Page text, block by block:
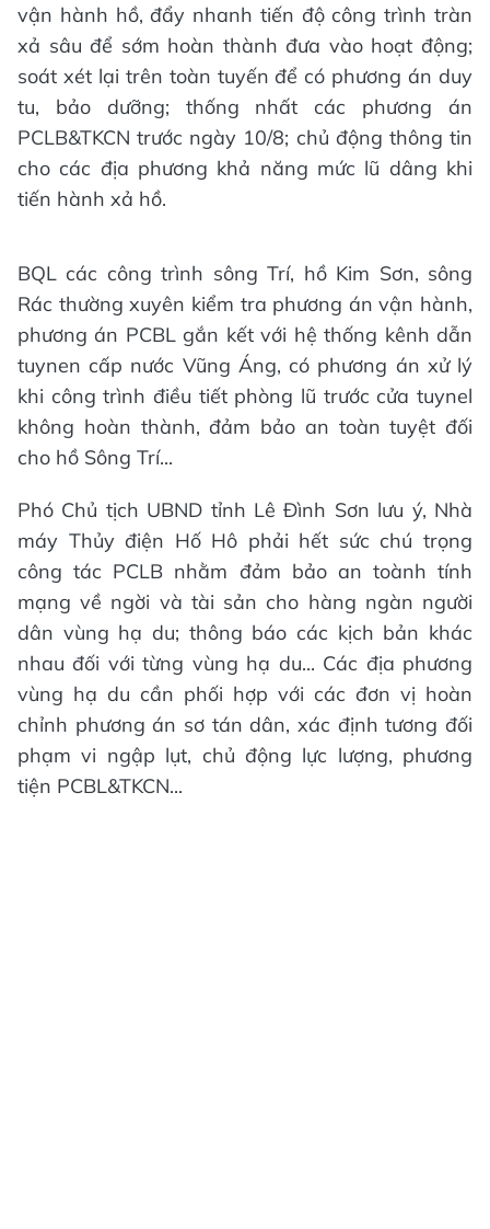
vận hành hồ, đẩy nhanh tiến độ công trình tràn
xả sâu để sớm hoàn thành đưa vào hoạt động;
soát xét lại trên toàn tuyến để có phương án duy
tu, bảo dưỡng; thống nhất các phương án
PCLB&TKCN trước ngày 10/8; chủ động thông tin
cho các địa phương khả năng mức lũ dâng khi
tiến hành xả hồ.
BQL các công trình sông Trí, hồ Kim Sơn, sông
Rác thường xuyên kiểm tra phương án vận hành,
phương án PCBL gắn kết với hệ thống kênh dẫn
tuynen cấp nước Vũng Áng, có phương án xử lý
khi công trình điều tiết phòng lũ trước cửa tuynel
không hoàn thành, đảm bảo an toàn tuyệt đối
cho hồ Sông Trí...
Phó Chủ tịch UBND tỉnh Lê Đình Sơn lưu ý, Nhà
máy Thủy điện Hố Hô phải hết sức chú trọng
công tác PCLB nhằm đảm bảo an toành tính
mạng về ngời và tài sản cho hàng ngàn người
dân vùng hạ du; thông báo các kịch bản khác
nhau đối với từng vùng hạ du... Các địa phương
vùng hạ du cần phối hợp với các đơn vị hoàn
chỉnh phương án sơ tán dân, xác định tương đối
phạm vi ngập lụt, chủ động lực lượng, phương
tiện PCBL&TKCN...